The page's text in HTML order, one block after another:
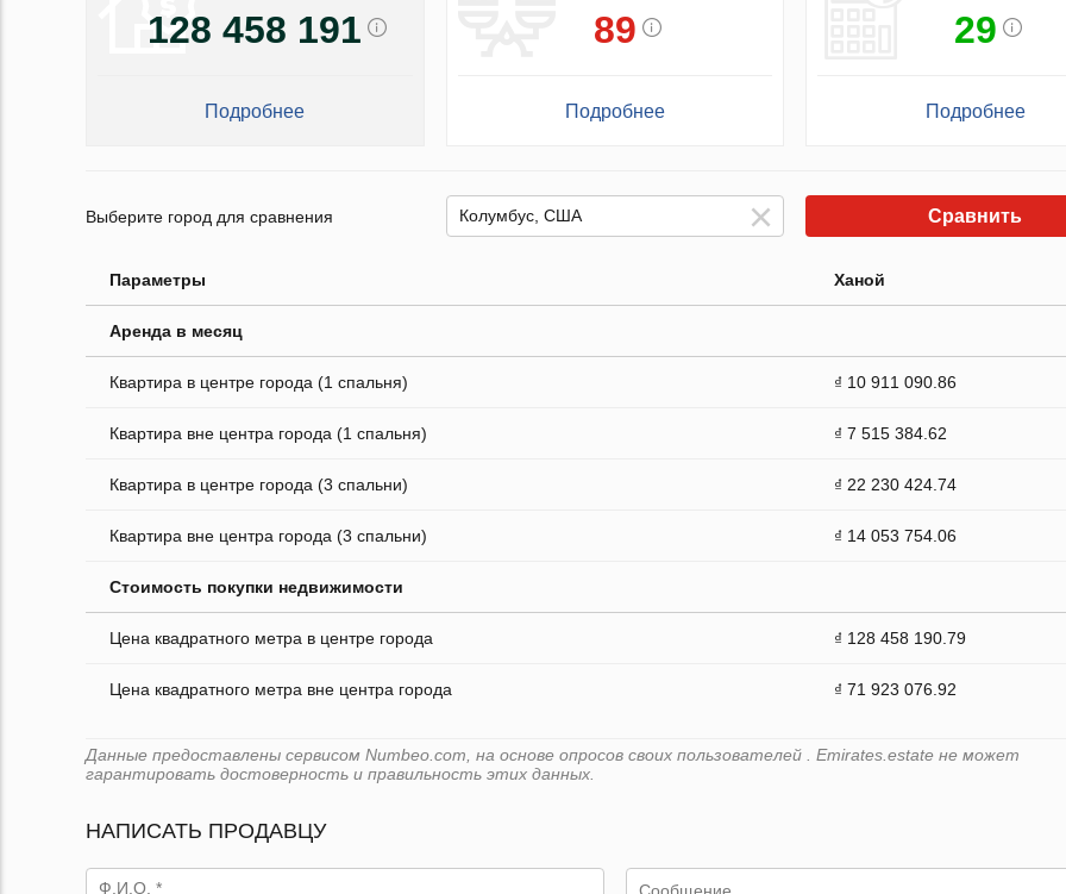
128 458 191
Подробнее
89
Подробнее
29
Подробнее
Выберите город для сравнения Сравнить
Параметры Ханой
Аренда в месяц
Квартира в центре города (1 спальня) ₫ 10 911 090.86
Квартира вне центра города (1 спальня) ₫ 7 515 384.62
Квартира в центре города (3 спальни) ₫ 22 230 424.74
Квартира вне центра города (3 спальни) ₫ 14 053 754.06
Стоимость покупки недвижимости
Цена квадратного метра в центре города ₫ 128 458 190.79
Цена квадратного метра вне центра города ₫ 71 923 076.92
Данные предоставлены сервисом Numbeo.com, на основе опросов своих пользователей . Emirates.estate не может
гарантировать достоверность и правильность этих данных.
НАПИСАТЬ ПРОДАВЦУ